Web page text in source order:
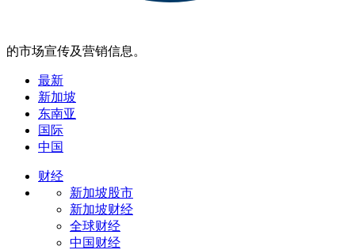
的市场宣传及营销信息。
最新
新加坡
东南亚
国际
中国
财经
新加坡股市
新加坡财经
全球财经
中国财经